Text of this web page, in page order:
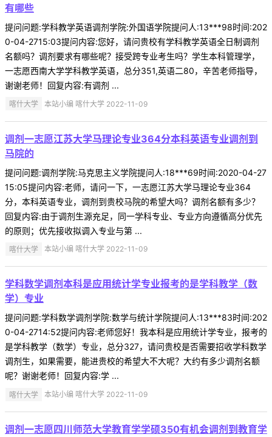
有哪些
提问问题:学科教学英语调剂学院:外国语学院提问人:13***98时间:202
0-04-2715:03提问内容:您好，请问贵校有学科教学英语全日制调剂
名额吗？调剂要求有哪些呢？接受跨专业考生吗？学生本科管理学，
一志愿西南大学学科教学英语，总分351,英语二80，辛苦老师指导，
谢谢老师！回复内容:有调剂 ...
喀什大学 本站小编 喀什大学 2022-11-09
调剂一志愿江苏大学马理论专业364分本科英语专业调剂到
马院的
提问问题:调剂学院:马克思主义学院提问人:18***69时间:2020-04-27
15:05提问内容:老师，请问一下，一志愿江苏大学马理论专业364
分，本科英语专业，调剂到贵校马院的希望大吗？调剂名额有多少？
回复内容:由于调剂生源充足，同一学科专业、专业方向遵循高分优先
的原则；优先接收拟调入专业与第 ...
喀什大学 本站小编 喀什大学 2022-11-09
学科数学调剂本科是应用统计学专业报考的是学科教学（数
学）专业
提问问题:学科数学调剂学院:数学与统计学院提问人:13***83时间:202
0-04-2714:52提问内容:老师您好！我本科是应用统计学专业，报考的
是学科教学（数学）专业，总分327，请问贵校是否需要招收学科数学
调剂生，如果需要，能进贵校的希望大不大呢？大约有多少调剂名额
呢？谢谢老师！回复内容:学 ...
喀什大学 本站小编 喀什大学 2022-11-09
调剂一志愿四川师范大学教育学学硕350有机会调剂到教育学